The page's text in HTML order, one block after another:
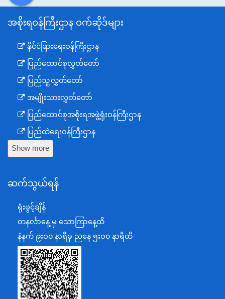
အစိုးရဝန်ကြီးဌာန ဝက်ဆိုဒ်များ
နိုင်ငံခြားရေးဝန်ကြီးဌာန
ပြည်ထောင်စုလွှတ်တော်
ပြည်သူ့လွှတ်တော်
အမျိုးသားလွှတ်တော်
ပြည်ထောင်စုအစိုးရအဖွဲ့ရုံးဝန်ကြီးဌာန
ပြည်ထဲရေးဝန်ကြီးဌာန
ကာကွယ်ရေးဝန်ကြီးဌာန
စီမံကိန်း၊ဘဏ္ဍာရေးနှင့်စက်မှုဝန်ကြီးဌာန
ရင်းနှီးမြှုပ်နှံမှုနှင့် နိုင်ငံခြားစီးပွားဆက်သွယ်ရေးဝန်ကြီးဌာန
အပြည်ပြည်ဆိုင်ရာပူးပေါင်းဆောင်ရွက်ရေးဝန်ကြီးဌာန
ပြန်ကြားရေးဝန်ကြီးဌာန
သာသနာရေးနှင့် ယဉ်ကျေးမှုဝန်ကြီးဌာန
စိုက်ပျိုးရေး၊မွေးမြူရေးနှင့်ဆည်မြောင်းဝန်ကြီးဌာန
ပို့ဆောင်ရေးနှင့်ဆက်သွယ်ရေးဝန်ကြီးဌာန
Show more
ဆက်သွယ်ရန်
ရုံးဖွင့်ချိန်
တနင်္လာနေ့ မှ သောကြာနေ့ထိ
နံနက် ၉းဝ၀ နာရီမှ ညနေ ၅းဝ၀ နာရီထိ
DDM